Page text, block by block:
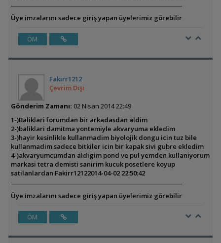
Üye imzalarını sadece giriş yapan üyelerimiz görebilir
ÖM
Fakirr1212
Çevrim Dışı
Gönderim Zamanı: 02 Nisan 2014 22:49
1-)Baliklari forumdan bir arkadasdan aldim
2-)baliklari damitma yontemiyle akvaryuma ekledim
3-)hayir kesinlikle kullanmadim biyolojik dongu icin tuz bile
kullanmadim sadece bitkiler icin bir kapak sivi gubre ekledim
4-)akvaryumcumdan aldigim pond ve pul yemden kullaniyorum
markasi tetra demisti sanirim kucuk posetlere koyup
satilanlardan Fakirr12122014-04-02 22:50:42
Üye imzalarını sadece giriş yapan üyelerimiz görebilir
ÖM